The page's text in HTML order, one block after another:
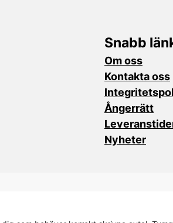
Snabb
Om oss
Kontakta oss
Ångerrätt
Nyheter